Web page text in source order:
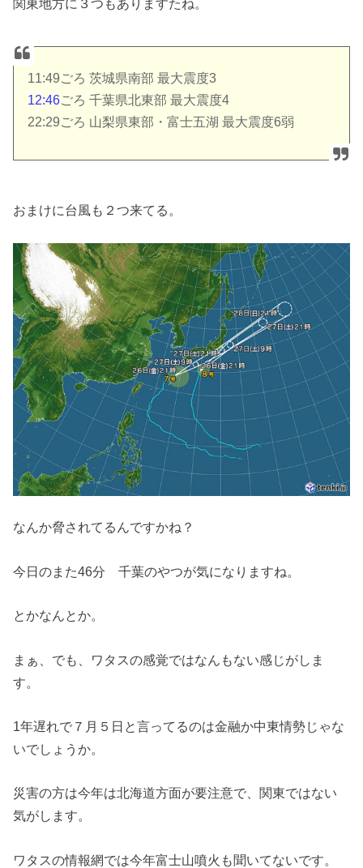
関東地方に３つもありますたね。
11:49ごろ 茨城県南部 最大震度3
12:46ごろ 千葉県北東部 最大震度4
22:29ごろ 山梨県東部・富士五湖 最大震度6弱
おまけに台風も２つ来てる。
なんか脅されてるんですかね？
今日のまた46分 千葉のやつが気になりますね。
とかなんとか。
まぁ、でも、ワタスの感覚ではなんもない感じがしま
す。
1年遅れで７月５日と言ってるのは金融か中東情勢じゃな
いでしょうか。
災害の方は今年は北海道方面が要注意で、関東ではない
気がします。
ワタスの情報網では今年富士山噴火も聞いてないです。